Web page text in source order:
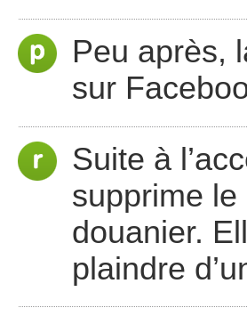
Peu après,
sur
Suite à
supprime le
douanier.
plaindre